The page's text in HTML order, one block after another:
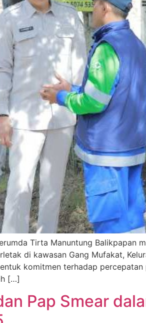
Tirta Manuntung
di kawasan Gang Mufakat,
komitmen terhadap
[…]
Pap Smear